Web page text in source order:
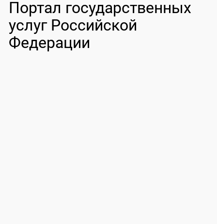
Портал государственных
услуг Российской
Федерации